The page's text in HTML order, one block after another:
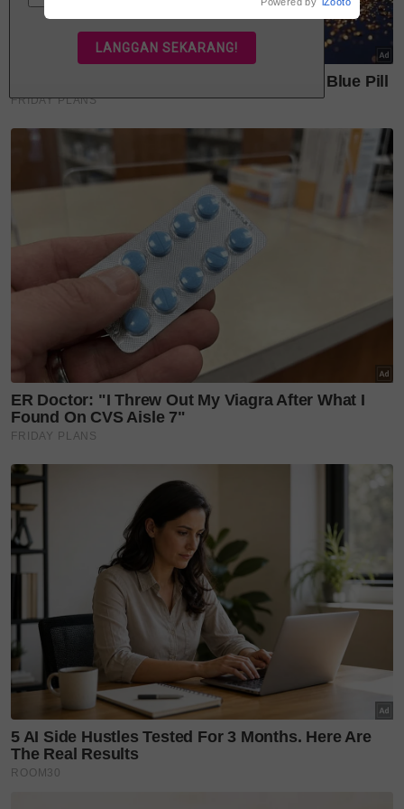
penunggang yang menghargai pesona klasik serta
keseronokan dalam inovasi.
Cruiser Heritage serba baharu kini ditawarkan di
Malaysia pada harga bermula RM119,500.
Camry XV80
WALAUPUN kereta elektrik SUV menjadi pilihan
setia menanti kehadiran model baru di pasaran.
Sudah pun dirasmikan di pasaran Thailand dan
Singapura, Toyota Camry generasi ke-9, Camry
XV80 akhirnya akan menembusi pasaran Malaysia
tidak lama lagi.
Camry XV80 merupakan model yang dikemaskini
secara ketara daripada generasi XV70.
Ia dinaik taraf dengan reka bentuk luaran dan
dalaman yang terkini serta beberapa
penambahbaikan dari segi pemanduan.
Selain hibrid, Camry XV80 turut ditawarkan dalam